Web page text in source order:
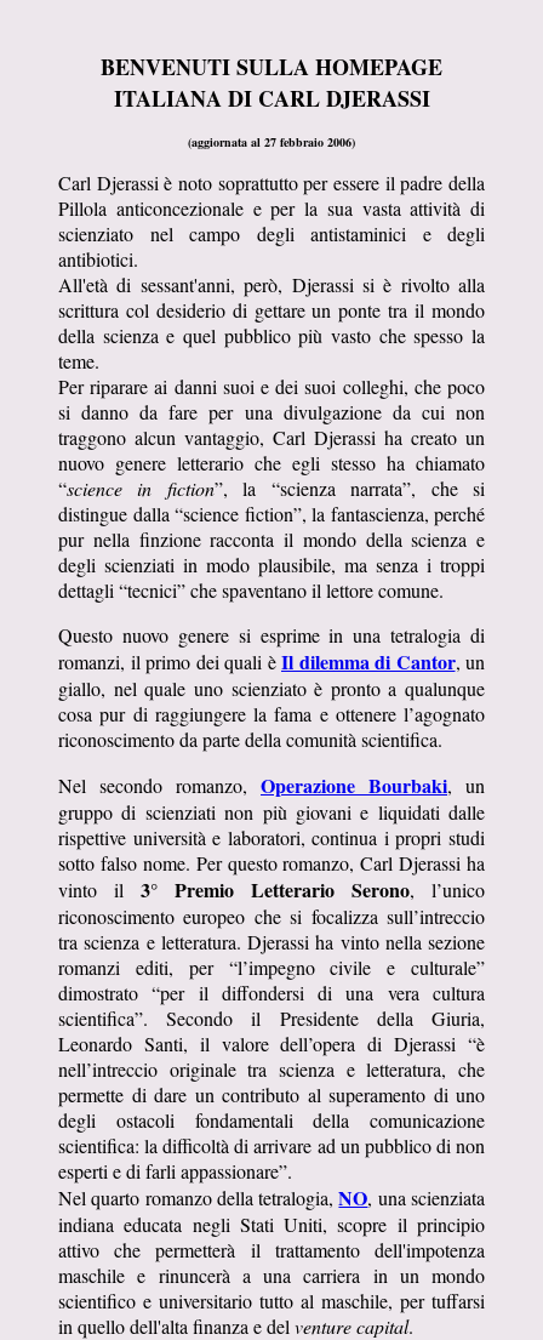
BENVENUTI SULLA HOMEPAGE
ITALIANA DI CARL DJERASSI
(aggiornata al 27 febbraio 2006)
Carl Djerassi è noto soprattutto per essere il padre della
Pillola anticoncezionale e per la sua vasta attività di
scienziato nel campo degli antistaminici e degli
antibiotici.
All'età di sessant'anni, però, Djerassi si è rivolto alla
scrittura col desiderio di gettare un ponte tra il mondo
della scienza e quel pubblico più vasto che spesso la
teme.
Per riparare ai danni suoi e dei suoi colleghi, che poco
si danno da fare per una divulgazione da cui non
traggono alcun vantaggio, Carl Djerassi ha creato un
nuovo genere letterario che egli stesso ha chiamato
“science in fiction”, la “scienza narrata”, che si
distingue dalla “science fiction”, la fantascienza, perché
pur nella finzione racconta il mondo della scienza e
degli scienziati in modo plausibile, ma senza i troppi
dettagli “tecnici” che spaventano il lettore comune.
Questo nuovo genere si esprime in una tetralogia di
romanzi, il primo dei quali èIl dilemma di Cantor, un
giallo, nel quale uno scienziato è pronto a qualunque
cosa pur di raggiungere la fama e ottenere l’agognato
riconoscimento da parte della comunità scientifica.
Nel secondo romanzo, Operazione Bourbaki, un
gruppo di scienziati non più giovani e liquidati dalle
rispettive università e laboratori, continua i propri studi
sotto falso nome. Per questo romanzo, Carl Djerassi ha
vinto il 3° Premio Letterario Serono, l’unico
riconoscimento europeo che si focalizza sull’intreccio
tra scienza e letteratura. Djerassi ha vinto nella sezione
romanzi editi, per “l’impegno civile e culturale”
dimostrato “per il diffondersi di una vera cultura
scientifica”. Secondo il Presidente della Giuria,
Leonardo Santi, il valore dell’opera di Djerassi “è
nell’intreccio originale tra scienza e letteratura, che
permette di dare un contributo al superamento di uno
degli ostacoli fondamentali della comunicazione
scientifica: la difficoltà di arrivare ad un pubblico di non
esperti e di farli appassionare”.
Nel quarto romanzo della tetralogia,NO, una scienziata
indiana educata negli Stati Uniti, scopre il principio
attivo che permetterà il trattamento dell'impotenza
maschile e rinuncerà a una carriera in un mondo
scientifico e universitario tutto al maschile, per tuffarsi
in quello dell'alta finanza e del venture capital.